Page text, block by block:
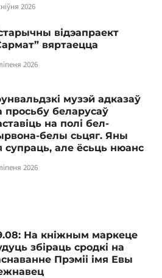
2026
відэапраект
вяртаецца
2026
музэй адказаў
просьбу беларусаў
на полі бел-
белы сьцяг. Яны
супраць, але ёсьць нюанс
2026
На кніжным маркеце
збіраць сродкі на
Прэміі імя Евы